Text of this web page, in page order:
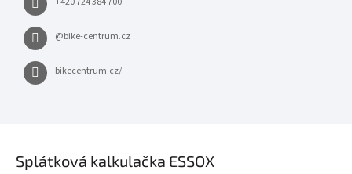
@bike-centrum.cz
bikecentrum.cz/
Splátková kalkulačka ESSOX